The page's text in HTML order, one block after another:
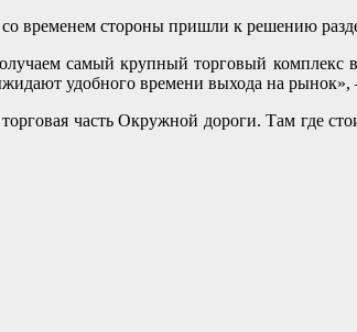
временем стороны пришли к решению
самый крупный торговый
удобного времени выхода на рынок»,
часть Окружной дороги. Там где